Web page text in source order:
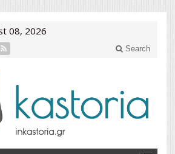
08, 2026
Search